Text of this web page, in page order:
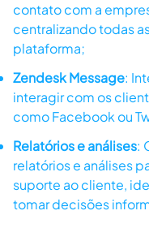
contato com a
centralizando todas
plataforma;
Zendesk Message:
interagir com os
como Facebook ou
Relatórios e análises:
relatórios e análises
suporte ao cliente,
tomar decisões